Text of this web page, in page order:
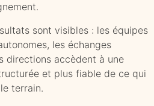
sont visibles : les équipes
les échanges
directions accèdent à une
et plus fiable de ce qui
terrain.